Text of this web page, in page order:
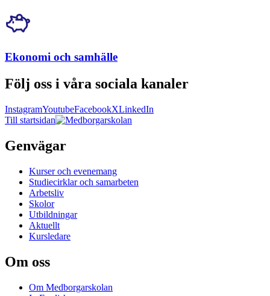
Ekonomi och samhälle
Följ oss i våra sociala kanaler
InstagramYoutubeFacebookXLinkedIn
Till startsidan
Genvägar
Kurser och evenemang
Studiecirklar och samarbeten
Arbetsliv
Skolor
Utbildningar
Aktuellt
Kursledare
Om oss
Om Medborgarskolan